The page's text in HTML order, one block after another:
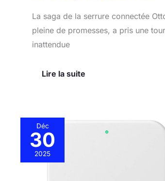
La saga de la serrure connectée
pleine de promesses, a pris une
inattendue
Lire la suite
Déc
30
2025
Test
Ruveno
G2